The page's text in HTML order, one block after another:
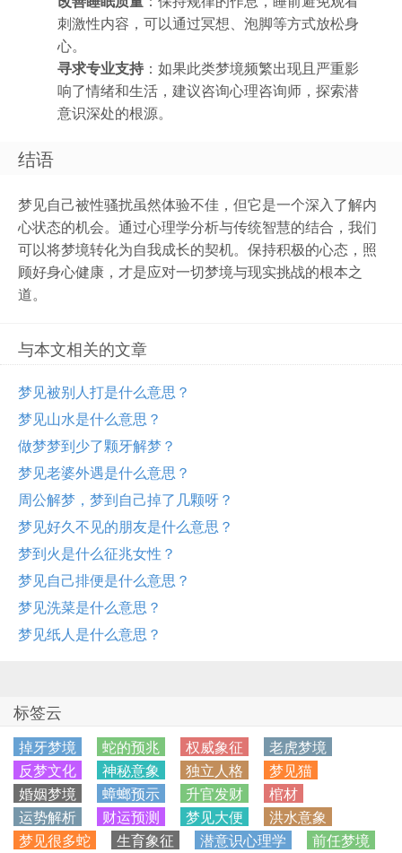
刺激性内容，可以通过冥想、泡脚等方式放松身
心。
寻求专业支持 ：如果此类梦境频繁出现且严重影
响了情绪和生活，建议咨询心理咨询师，探索潜
意识深处的根源。
结语
梦见自己被性骚扰虽然体验不佳，但它是一个深入了解内
心状态的机会。通过心理学分析与传统智慧的结合，我们
可以将梦境转化为自我成长的契机。保持积极的心态，照
顾好身心健康，才是应对一切梦境与现实挑战的根本之
道。
与本文相关的文章
梦见被别人打是什么意思？
梦见山水是什么意思？
做梦梦到少了颗牙解梦？
梦见老婆外遇是什么意思？
周公解梦，梦到自己掉了几颗呀？
梦见好久不见的朋友是什么意思？
梦到火是什么征兆女性？
梦见自己排便是什么意思？
梦见洗菜是什么意思？
梦见纸人是什么意思？
标签云
掉牙梦境 蛇的预兆 权威象征
老虎梦境
反梦文化
神秘意象 独立人格
梦见猫
婚姻梦境
蟑螂预示 升官发财
棺材
运势解析
财运预测 梦见大便
洪水意象
梦见很多蛇
生育象征 潜意识心理学 前任梦境